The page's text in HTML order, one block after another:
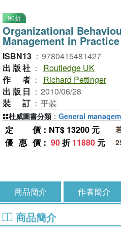
90折
Organizational
Management in Practice
ISBN13 ： 9780415481427
出版社 ：
Routledge UK
作者 ：
Richard Pettinger
出版日 ： 2010/06/28
裝訂 ： 平裝
定價 ：NT$ 13200 元
優惠價 ： 90折11880 元
杜威圖書分類 ： General
商品簡介 作者簡介
商品簡介